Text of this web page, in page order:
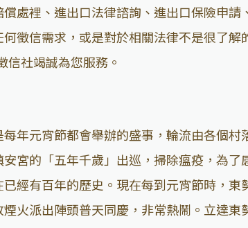
處裡、進出口法律諮詢、進出口保險申
徵信需求，或是對於相關法律不是很了
社竭誠為您服務。
年元宵節都會舉辦的盛事，輪流由各個
宮的「五年千歲」出巡，掃除瘟疫，為
經有百年的歷史。現在每到元宵節時，
火派出陣頭普天同慶，非常熱鬧。立達